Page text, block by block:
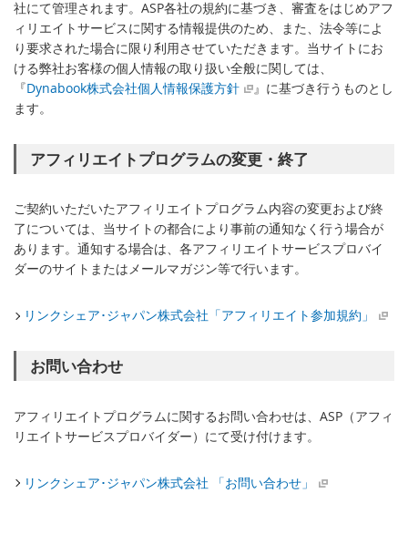
社にて管理されます。ASP各社の規約に基づき、審査をはじめアフ
ィリエイトサービスに関する情報提供のため、また、法令等によ
り要求された場合に限り利用させていただきます。当サイトにお
ける弊社お客様の個人情報の取り扱い全般に関しては、
『Dynabook株式会社個人情報保護方針
』に基づき行うものとし
ます。
アフィリエイトプログラムの変更・終了
ご契約いただいたアフィリエイトプログラム内容の変更および終
了については、当サイトの都合により事前の通知なく行う場合が
あります。通知する場合は、各アフィリエイトサービスプロバイ
ダーのサイトまたはメールマガジン等で行います。
リンクシェア･ジャパン株式会社「アフィリエイト参加規約」
お問い合わせ
アフィリエイトプログラムに関するお問い合わせは、ASP（アフィ
リエイトサービスプロバイダー）にて受け付けます。
リンクシェア･ジャパン株式会社 「お問い合わせ」